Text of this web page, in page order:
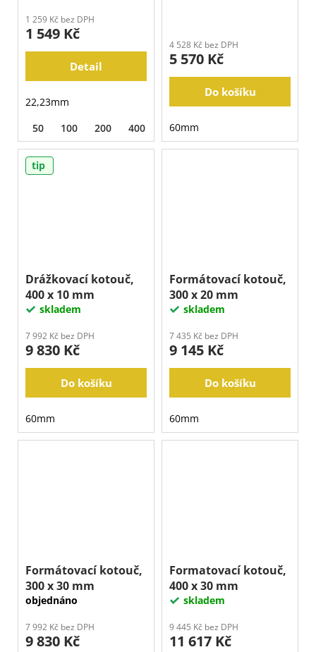
1 259 Kč bez DPH
1 549 Kč
Detail
22,23mm
50
100 200 400 800 1500
4 528 Kč bez DPH
5 570 Kč
Do košíku
60mm
tip
Drážkovací kotouč,
400 x 10 mm
skladem
7 992 Kč bez DPH
9 830 Kč
Do košíku
60mm
Formátovací kotouč,
300 x 20 mm
skladem
7 435 Kč bez DPH
9 145 Kč
Do košíku
60mm
Formátovací kotouč,
300 x 30 mm
objednáno
7 992 Kč bez DPH
9 830 Kč
Formatovací kotouč,
400 x 30 mm
skladem
9 445 Kč bez DPH
11 617 Kč